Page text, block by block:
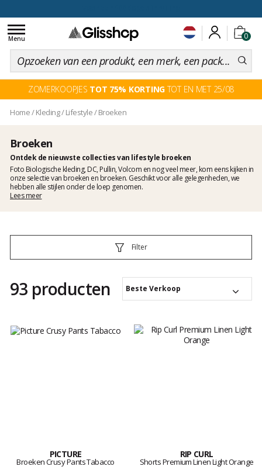
0
Toggle
navigation
Menu
ZOMERKOOPJES TOT 75% KORTINGTOT EN MET 25/08
Home/ Kleding/Lifestyle/Broeken
Broeken
Ontdek de nieuwste collecties van lifestyle broeken
Foto Biologische kleding, DC, Pullin, Volcom en nog veel meer, kom eens kijken in
onze selectie van broeken en broeken. Geschikt voor alle gelegenheden, we
hebben alle stijlen onder de loep genomen.
Lees meer
Filter
93 producten Beste Verkoop
PICTURE
Broeken Crusy Pants Tabacco
RIP CURL
Shorts Premium Linen Light Orange